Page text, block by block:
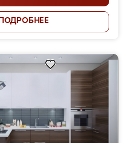
ПОДРОБНЕЕ